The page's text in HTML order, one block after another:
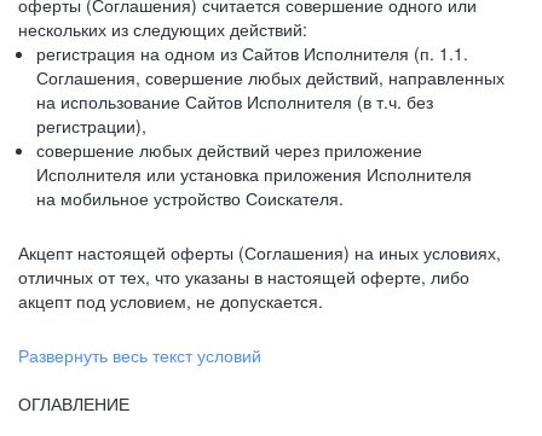
оферты (Соглашения) считается совершение одного или
нескольких из следующих действий:
регистрация на одном из Сайтов Исполнителя (п. 1.1.
Соглашения, совершение любых действий, направленных
на использование Сайтов Исполнителя (в т.ч. без
регистрации),
совершение любых действий через приложение
Исполнителя или установка приложения Исполнителя
на мобильное устройство Соискателя.
Акцепт настоящей оферты (Соглашения) на иных условиях,
отличных от тех, что указаны в настоящей оферте, либо
акцепт под условием, не допускается.
Развернуть весь текст условий
ОГЛАВЛЕНИЕ